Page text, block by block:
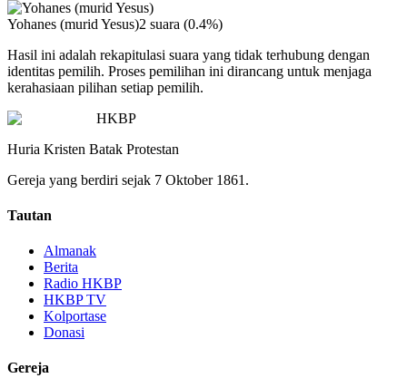
Yohanes (murid Yesus)2 suara (0.4%)
Hasil ini adalah rekapitulasi suara yang tidak terhubung dengan
identitas pemilih. Proses pemilihan ini dirancang untuk menjaga
kerahasiaan pilihan setiap pemilih.
HKBP
Huria Kristen Batak Protestan
Gereja yang berdiri sejak 7 Oktober 1861.
Tautan
Almanak
Berita
Radio HKBP
HKBP TV
Kolportase
Donasi
Gereja